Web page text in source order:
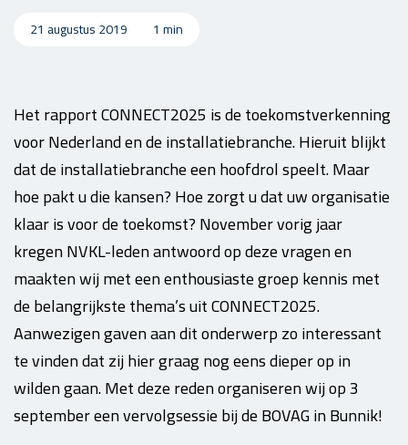
21 augustus 2019 1 min
Het rapport CONNECT2025 is de toekomstverkenning
voor Nederland en de installatiebranche. Hieruit blijkt
dat de installatiebranche een hoofdrol speelt. Maar
hoe pakt u die kansen? Hoe zorgt u dat uw organisatie
klaar is voor de toekomst? November vorig jaar
kregen NVKL-leden antwoord op deze vragen en
maakten wij met een enthousiaste groep kennis met
de belangrijkste thema’s uit CONNECT2025.
Aanwezigen gaven aan dit onderwerp zo interessant
te vinden dat zij hier graag nog eens dieper op in
wilden gaan. Met deze reden organiseren wij op 3
september een vervolgsessie bij de BOVAG in Bunnik!